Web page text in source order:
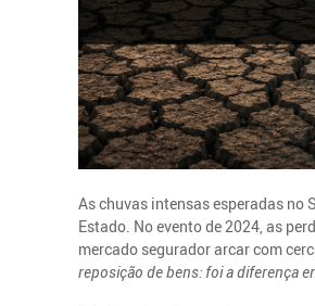
As chuvas intensas esperadas no
Estado. No evento de 2024, as
mercado segurador arcar com
reposição de bens: foi a diferença